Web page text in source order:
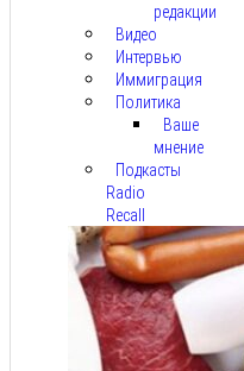
редакции
Видео
Интервью
Иммиграция
Политика
Ваше
мнение
Подкасты
Radio
Recall